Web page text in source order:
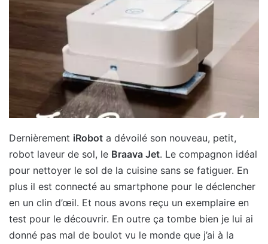
Dernièrement iRobot a dévoilé son nouveau, petit,
robot laveur de sol, le Braava Jet. Le compagnon idéal
pour nettoyer le sol de la cuisine sans se fatiguer. En
plus il est connecté au smartphone pour le déclencher
en un clin d’œil. Et nous avons reçu un exemplaire en
test pour le découvrir. En outre ça tombe bien je lui ai
donné pas mal de boulot vu le monde que j’ai à la